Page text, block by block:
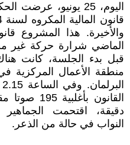
اليوم، 25 يونيو،
والأخيرة. هذا المشروع
الماضي شرارة حركة غير
قبل بدء الجلسة، كانت
منطقة الأعمال المركزية
دقيقة، اقتحمت الجماهير
النواب في حالة من الذعر.